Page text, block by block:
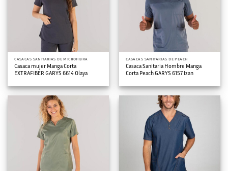
CASACAS SANITARIAS DE MICROFIBRA
Casaca mujer Manga Corta
EXTRAFIBER GARYS 6614 Olaya
CASACAS SANITARIAS DE PEACH
Casaca Sanitaria Hombre Manga
Corta Peach GARYS 6157 Izan